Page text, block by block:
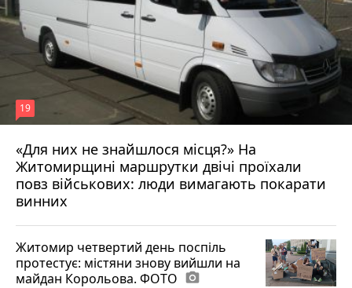
«Для них не знайшлося місця?» На
Житомирщині маршрутки двічі проїхали
повз військових: люди вимагають покарати
винних
19
17 липня 2026 р.
Житомир четвертий день поспіль
протестує: містяни знову вийшли на
майдан Корольова. ФОТО photo_camera